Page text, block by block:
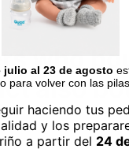
who
also
julio al 23 de agosto
para volver con las
haciendo tus
y los
a partir del 24